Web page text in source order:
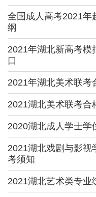
全国成人高考2021年
纲
2021年湖北新高考模
口
2021年湖北美术联考
2021湖北美术联考合
2020湖北成人学士学
2021湖北戏剧与影视
考须知
2021湖北艺术类专业